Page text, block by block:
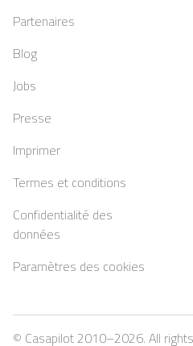
Partenaires
Blog
Jobs
Presse
Imprimer
Termes et conditions
Confidentialité des
données
Paramètres des cookies
© Casapilot 2010–2026. All